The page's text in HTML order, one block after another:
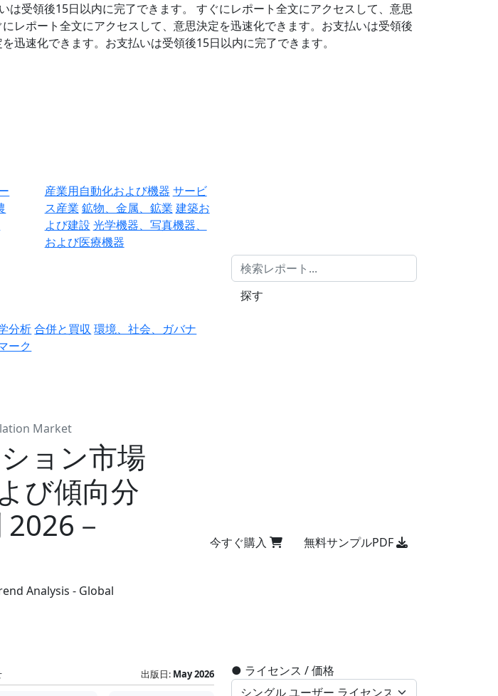
受領後15日以内に完了できます。
すぐにレポート全文にアクセスして、意思
レポート全文にアクセスして、意思決定を迅速化できます。お支払いは受領後
迅速化できます。お支払いは受領後15日以内に完了できます。
産業用自動化および機器 サービ
ス産業 鉱物、金属、鉱業 建築お
よび建設 光学機器、写真機器、
および医療機器
分析合併と買収 環境、社会、ガバナ
ーク
探す
Market
ョン市場
び傾向分
－
Analysis - Global
今すぐ購入 無料サンプルPDF
出版日: May 2026 ● ライセンス / 価格